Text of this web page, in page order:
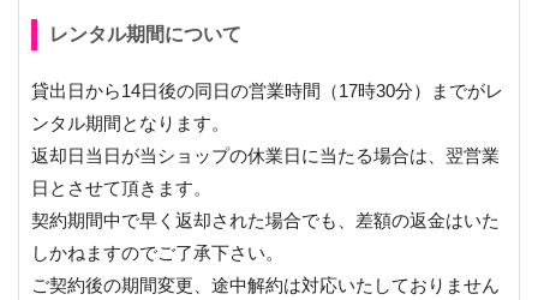
レンタル期間について
貸出日から14日後の同日の営業時間（17時30分）までがレ
ンタル期間となります。
返却日当日が当ショップの休業日に当たる場合は、翌営業
日とさせて頂きます。
契約期間中で早く返却された場合でも、差額の返金はいた
しかねますのでご了承下さい。
ご契約後の期間変更、途中解約は対応いたしておりません